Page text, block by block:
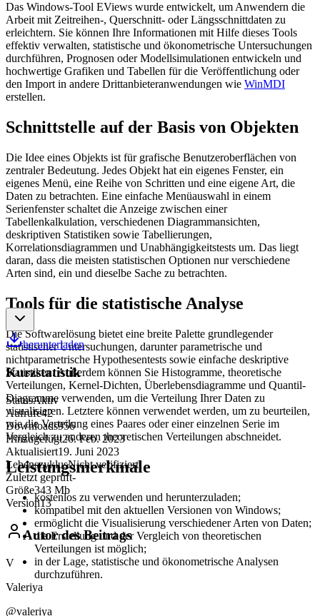
Das Windows-Tool EViews wurde entwickelt, um Anwendern die
Arbeit mit Zeitreihen-, Querschnitt- oder Längsschnittdaten zu
erleichtern. Sie können Ihre Informationen mit Hilfe dieses Tools
effektiv verwalten, statistische und ökonometrische Untersuchungen
durchführen, Prognosen oder Modellsimulationen entwickeln und
hochwertige Grafiken und Tabellen für die Veröffentlichung oder
den Import in andere Drittanbieteranwendungen wie WinMDI
erstellen.
Schnittstelle auf der Basis von Objekten
Die Idee eines Objekts ist für grafische Benutzeroberflächen von
zentraler Bedeutung. Jedes Objekt hat ein eigenes Fenster, ein
eigenes Menü, eine Reihe von Schritten und eine eigene Art, die
Daten zu betrachten. Eine einfache Menüauswahl in einem
Serienfenster schaltet die Anzeige zwischen einer
Tabellenkalkulation, verschiedenen Diagrammansichten,
deskriptiven Statistiken sowie Tabellierungen,
Korrelationsdiagrammen und Unabhängigkeitstests um. Das liegt
daran, dass die meisten statistischen Optionen nur verschiedene
Arten sind, ein und dieselbe Sache zu betrachten.
Tools für die statistische Analyse
Die Softwarelösung bietet eine breite Palette grundlegender
statistischer Untersuchungen, darunter parametrische und
nichtparametrische Hypothesentests sowie einfache deskriptive
Statistiken. Außerdem können Sie Histogramme, theoretische
Verteilungen, Kernel-Dichten, Überlebensdiagramme und Quantil-
Diagramme verwenden, um die Verteilung Ihrer Daten zu
visualisieren. Letztere können verwendet werden, um zu beurteilen,
wie die Verteilung eines Paares oder einer einzelnen Serie im
Vergleich zu anderen theoretischen Verteilungen abschneidet.
Leistungsmerkmale
kostenlos zu verwenden und herunterzuladen;
kompatibel mit den aktuellen Versionen von Windows;
ermöglicht die Visualisierung verschiedener Arten von Daten;
die Erstellung und der Vergleich von theoretischen
Verteilungen ist möglich;
in der Lage, statistische und ökonometrische Analysen
durchzuführen.
herunterladen
Kurzstatistik
StatusAktiv
Aufrufe42
Downloads956
Hinzugefügt26. Feb. 2023
Aktualisiert19. Juni 2023
LebenszyklusNicht verifiziert
Zuletzt geprüft-
Größe343 Mb
Version13
Autor des Beitrags
V
Valeriya
@valeriya